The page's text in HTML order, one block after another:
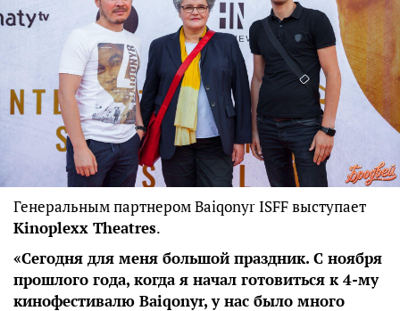
Генеральным партнером Baiqonyr ISFF выступает
Kinoplexx Theatres.
«Сегодня для меня большой праздник. С ноября
прошлого года, когда я начал готовиться к 4-му
кинофестивалю Baiqonyr, у нас было много